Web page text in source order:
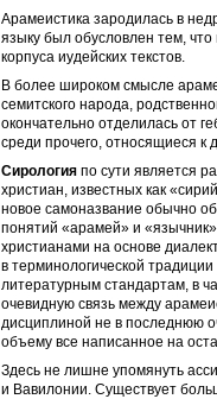
Арамеистика зародилась в
языку был обусловлен тем,
корпуса иудейских текстов.
В более широком смысле
семитского народа,
окончательно отделилась от
среди прочего, относящиеся к
Сирология по сути является
христиан, известных как
новое самоназвание обычно
понятий «арамей» и
христианами на основе
в терминологической
литературным стандартам, в
очевидную связь между
дисциплиной не в последнюю
объему все написанное на
Здесь не лишне упомянуть
и Вавилонии. Существует